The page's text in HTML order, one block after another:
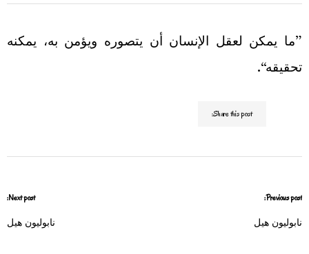
”ما يمكن لعقل الإنسان أن يتصوره ويؤمن به، يمكنه
تحقيقه“.
Share this post:
Previous post:
نابوليون هيل
Next post:
نابوليون هيل